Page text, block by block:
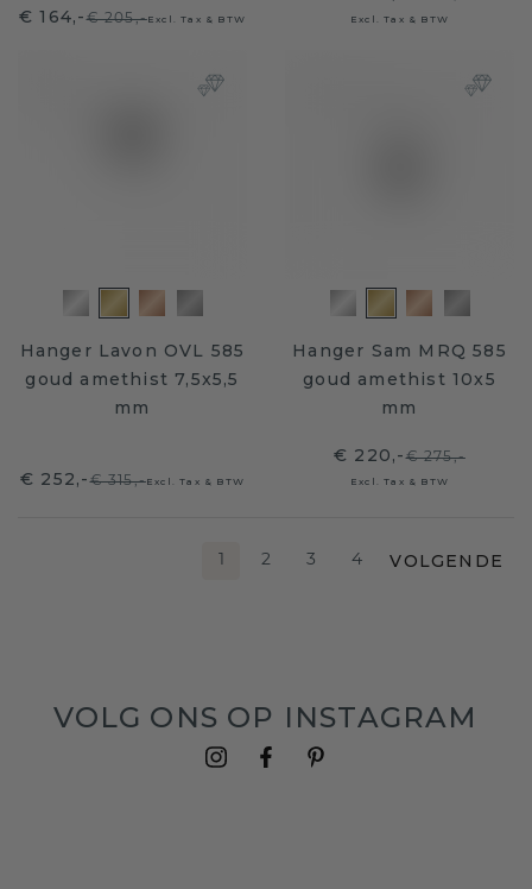
€ 164,-€ 205,-Excl. Tax & BTW Excl. Tax & BTW
Hanger Lavon OVL 585
goud amethist 7,5x5,5
mm
€ 252,-€ 315,-Excl. Tax & BTW
Hanger Sam MRQ 585
goud amethist 10x5
mm
€ 220,-€ 275,-
Excl. Tax & BTW
1 2 3 4 VOLGENDE
VOLG ONS OP INSTAGRAM